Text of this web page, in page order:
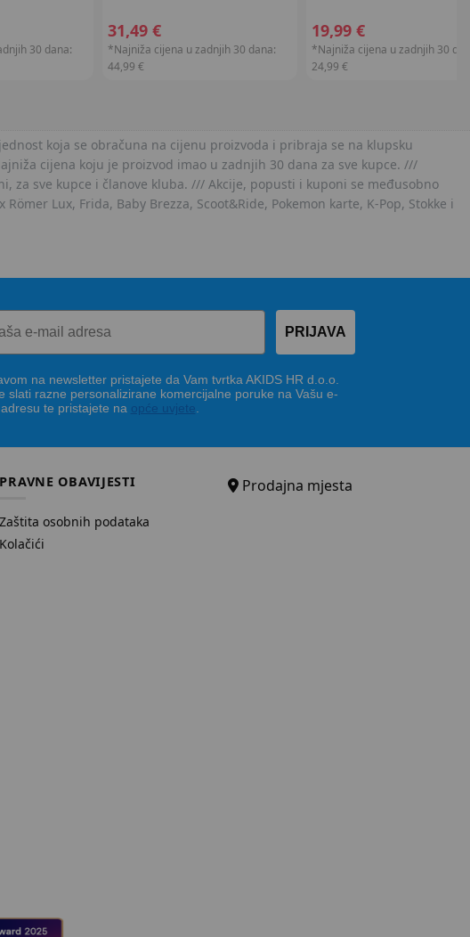
30 dana:
31,49 €
*Najniža cijena u zadnjih 30 dana:
44,99 €
19,99 €
*Najniža cijena u zadnjih 30
24,99 €
koja se obračuna na cijenu proizvoda i pribraja se na klupsku
cijena koju je proizvod imao u zadnjih 30 dana za sve kupce. ///
za sve kupce i članove kluba. /// Akcije, popusti i kuponi se međusobno
Lux, Frida, Baby Brezza, Scoot&Ride, Pokemon karte, K-Pop, Stokke i
PRIJAVA
na newsletter pristajete da Vam tvrtka AKIDS HR d.o.o.
slati razne personalizirane komercijalne poruke na Vašu e-
te pristajete na opće uvjete.
PRAVNE OBAVIJESTI
Zaštita osobnih podataka
Kolačići
Prodajna mjesta